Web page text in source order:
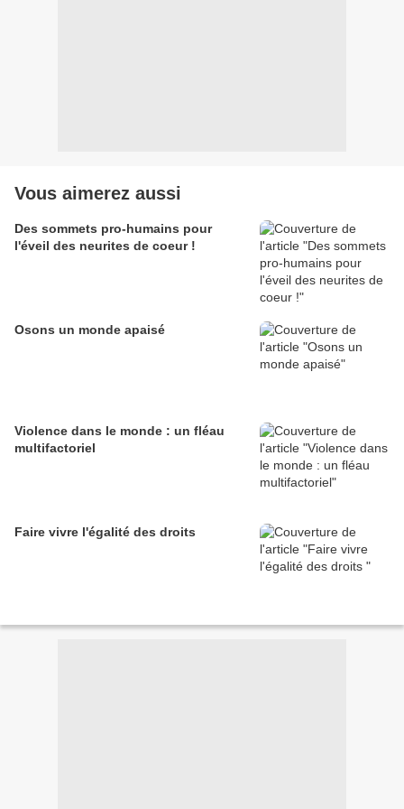
Vous aimerez aussi
Des sommets pro-humains pour
l'éveil des neurites de coeur !
Osons un monde apaisé
Violence dans le monde : un fléau
multifactoriel
Faire vivre l'égalité des droits